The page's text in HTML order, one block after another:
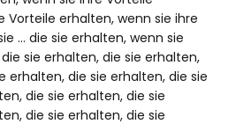
Vorteile erhalten, wenn sie ihre
… die sie erhalten, wenn sie
sie erhalten, die sie erhalten,
erhalten, die sie erhalten, die sie
die sie erhalten, die sie
die sie erhalten, die sie